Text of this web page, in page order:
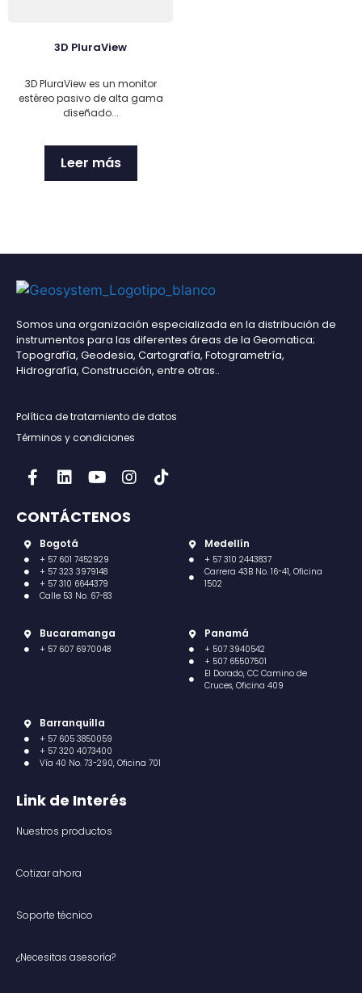
3D PluraView
3D PluraView es un monitor
estéreo pasivo de alta gama
diseñado...
Leer más
Somos una organización especializada en la distribución de
instrumentos para las diferentes áreas de la Geomatica;
Topografía, Geodesia, Cartografía, Fotogrametría,
Hidrografía, Construcción, entre otras..
Política de tratamiento de datos
Términos y condiciones
CONTÁCTENOS
Bogotá
+ 57 601 7452929
+ 57 323 3979148
+ 57 310 6644379
Calle 53 No. 67-83
Medellín
+ 57 310 2443837
Carrera 43B No. 16-41, Oficina
1502
Bucaramanga
+ 57 607 6970048
Panamá
+ 507 3940542
+ 507 65507501
El Dorado, CC Camino de
Cruces, Oficina 409
Barranquilla
+ 57 605 3850059
+ 57 320 4073400
Vía 40 No. 73-290, Oficina 701
Link de Interés
Nuestros productos
Cotizar ahora
Soporte técnico
¿Necesitas asesoría?